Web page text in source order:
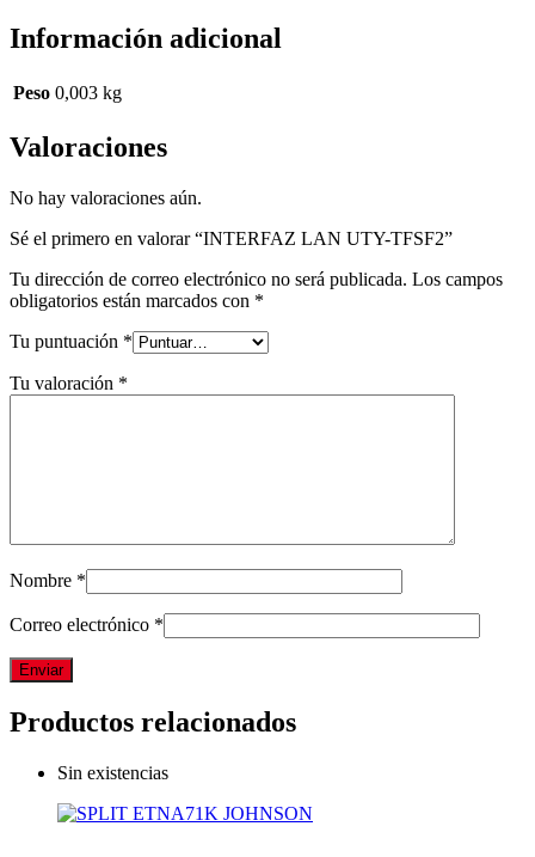
Información adicional
Peso 0,003 kg
Valoraciones
No hay valoraciones aún.
Sé el primero en valorar “INTERFAZ LAN UTY-TFSF2”
Tu dirección de correo electrónico no será publicada. Los campos
obligatorios están marcados con *
Tu puntuación *
Tu valoración *
Nombre *
Correo electrónico *
Productos relacionados
Sin existencias